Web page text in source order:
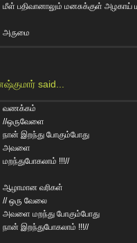
மீள் பதிவானாலும் மனசுக்குள் அழகாய்
அருமை
said...
வணக்கம்
//ஒருவேளை
நான் இறந்து போகும்போது
அவளை
மறந்துபோகலாம் !!!//
ஆழாமான வரிகள்
// ஒரு வேலை
அவளை மறந்து போகும்போது
நான் இறந்துபோகலாம் !!!//